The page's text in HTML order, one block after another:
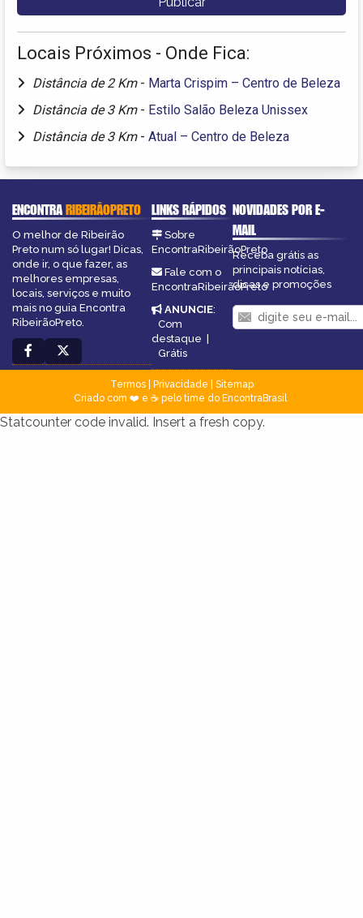
Locais Próximos - Onde Fica:
Distância de 2 Km - Marta Crispim – Centro de Beleza
Distância de 3 Km - Estilo Salão Beleza Unissex
Distância de 3 Km - Atual – Centro de Beleza
ENCONTRARIBEIRÃOPRETO
O melhor de Ribeirão
Preto num só lugar! Dicas,
onde ir, o que fazer, as
melhores empresas,
locais, serviços e muito
mais no guia Encontra
RibeirãoPreto.
LINKS RÁPIDOS
Sobre
EncontraRibeirãoPreto
Fale com o
EncontraRibeirãoPreto
ANUNCIE:
Com
destaque
Grátis
NOVIDADES POR E-
MAIL
Receba grátis as
principais notícias,
dicas e promoções
Termos| Privacidade
Sitemap
Criado com ❤️ e ☕ pelo time do EncontraBrasil
Statcounter code invalid. Insert a fresh copy.